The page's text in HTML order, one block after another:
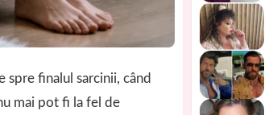
spre finalul sarcinii, când
mai pot fi la fel de